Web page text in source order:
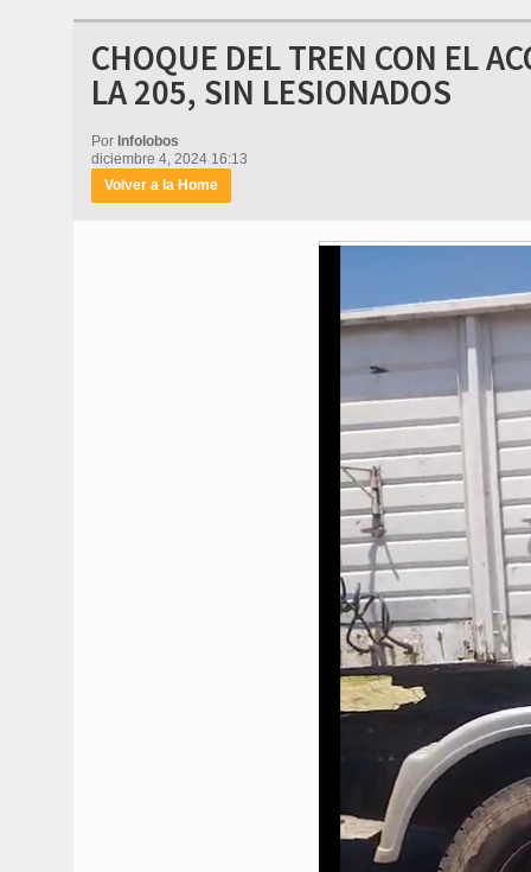
CHOQUE DEL TREN CON EL
LA 205, SIN LESIONADOS
Por Infolobos
diciembre 4, 2024 16:13
Volver a la Home